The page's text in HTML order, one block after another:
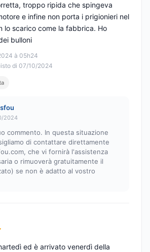
à 05h24
di 07/10/2024
troppo ripida che spingeva
e infine non porta i prigionieri nel
lo scarico come la fabbrica. Ho
bulloni
2024
commento. In questa situazione
di contattare direttamente
, che vi fornirà l'assistenza
o rimuoverà gratuitamente il
se non è adatto al vostro
ed è arrivato venerdì della